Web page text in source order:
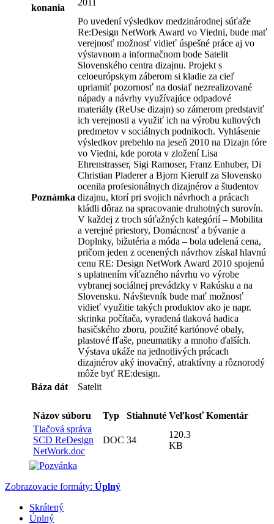
konania
Poznámka
Po uvedení výsledkov medzinárodnej súťaže
Re:Design NetWork Award vo Viedni, bude mať
verejnosť možnosť vidieť úspešné práce aj vo
výstavnom a informačnom bode Satelit
Slovenského centra dizajnu. Projekt s
celoeurópskym záberom si kladie za cieľ
upriamiť pozornosť na dosiaľ nezrealizované
nápady a návrhy využívajúce odpadové
materiály (ReUse dizajn) so zámerom predstaviť
ich verejnosti a využiť ich na výrobu kultových
predmetov v sociálnych podnikoch. Vyhlásenie
výsledkov prebehlo na jeseň 2010 na Dizajn fóre
vo Viedni, kde porota v zložení Lisa
Ehrenstrasser, Sigi Ramoser, Franz Enhuber, Di
Christian Pladerer a Bjorn Kierulf za Slovensko
ocenila profesionálnych dizajnérov a študentov
dizajnu, ktorí pri svojich návrhoch a prácach
kládli dôraz na spracovanie druhotných surovín.
V každej z troch súťažných kategórií – Mobilita
a verejné priestory, Domácnosť a bývanie a
Doplnky, bižutéria a móda – bola udelená cena,
pričom jeden z ocenených návrhov získal hlavnú
cenu RE: Design NetWork Award 2010 spojenú
s uplatnením víťazného návrhu vo výrobe
vybranej sociálnej prevádzky v Rakúsku a na
Slovensku. Návštevník bude mať možnosť
vidieť využitie takých produktov ako je napr.
skrinka počítača, vyradená tlaková hadica
hasičského zboru, použité kartónové obaly,
plastové fľaše, pneumatiky a mnoho ďalších.
Výstava ukáže na jednotlivých prácach
dizajnérov aký inovačný, atraktívny a rôznorodý
môže byť RE:design.
Báza dát
Satelit
Názov súboru Typ Stiahnuté Veľkosť Komentár
Tlačová správa
SCD ReDesign
NetWork.doc
DOC 34
120.3
KB
Zobrazovacie formáty: Úplný
Skrátený
Úplný